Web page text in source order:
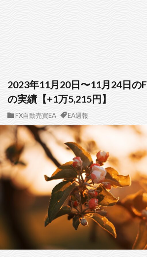
2023年11月20日〜11月24日の
の実績【+1万5,215円】
FX自動売買EA EA週報